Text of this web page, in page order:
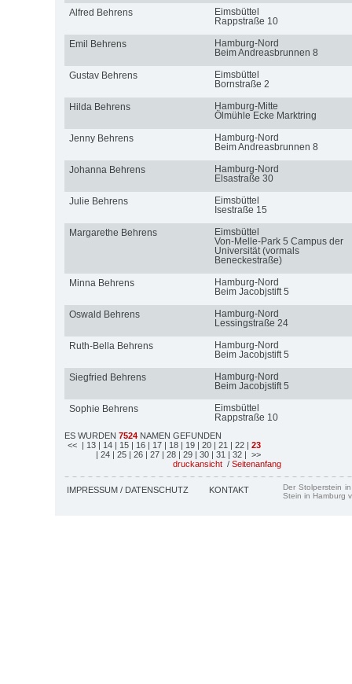
Alfred Behrens
Eimsbüttel
Rappstraße 10
Emil Behrens
Hamburg-Nord
Beim Andreasbrunnen 8
Gustav Behrens
Eimsbüttel
Bornstraße 2
Hilda Behrens
Hamburg-Mitte
Ölmühle Ecke Marktring
Jenny Behrens
Hamburg-Nord
Beim Andreasbrunnen 8
Johanna Behrens
Hamburg-Nord
Elsastraße 30
Julie Behrens
Eimsbüttel
Isestraße 15
Margarethe Behrens
Eimsbüttel
Von-Melle-Park 5 Campus der
Universität (vormals
Beneckestraße)
Minna Behrens
Hamburg-Nord
Beim Jacobjstift 5
Oswald Behrens
Hamburg-Nord
Lessingstraße 24
Ruth-Bella Behrens
Hamburg-Nord
Beim Jacobjstift 5
Siegfried Behrens
Hamburg-Nord
Beim Jacobjstift 5
Sophie Behrens
Eimsbüttel
Rappstraße 10
ES WURDEN 7524 NAMEN GEFUNDEN
<< | 13 | 14 | 15 | 16 | 17 | 18 | 19 | 20 | 21 | 22 | 23
| 24 | 25 | 26 | 27 | 28 | 29 | 30 | 31 | 32 | >>
druckansicht / Seitenanfang
IMPRESSUM / DATENSCHUTZ KONTAKT
Der Stolperstein
Stein in Hamburg